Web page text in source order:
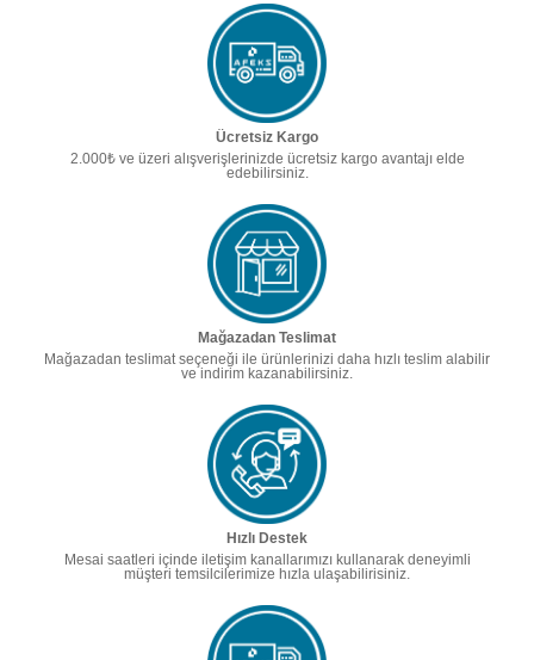
Ücretsiz Kargo
2.000₺ ve üzeri alışverişlerinizde ücretsiz kargo avantajı elde
edebilirsiniz.
Mağazadan Teslimat
Mağazadan teslimat seçeneği ile ürünlerinizi daha hızlı teslim alabilir
ve indirim kazanabilirsiniz.
Hızlı Destek
Mesai saatleri içinde iletişim kanallarımızı kullanarak deneyimli
müşteri temsilcilerimize hızla ulaşabilirisiniz.